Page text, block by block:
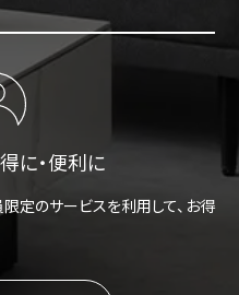
に・便利に
定のサービスを利用して、お得